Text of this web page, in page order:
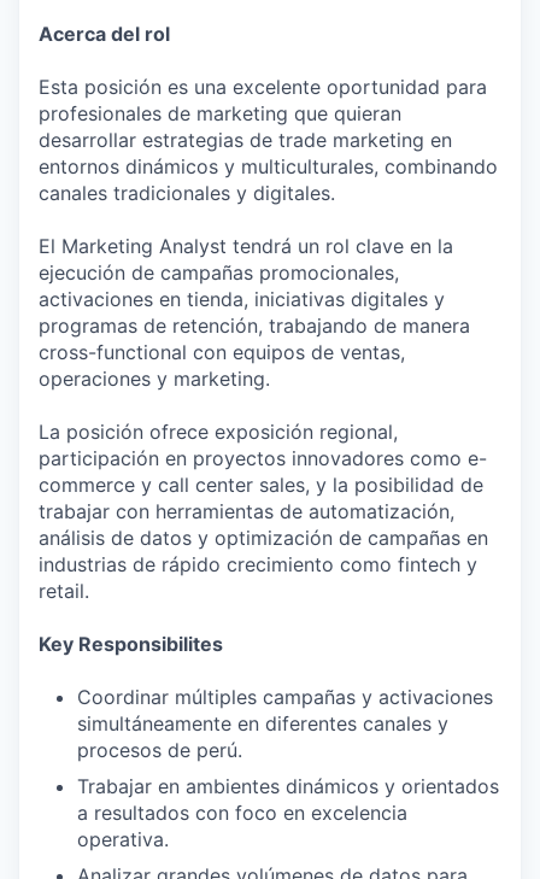
Acerca del rol
Esta posición es una excelente oportunidad para
profesionales de marketing que quieran
desarrollar estrategias de trade marketing en
entornos dinámicos y multiculturales, combinando
canales tradicionales y digitales.
El Marketing Analyst tendrá un rol clave en la
ejecución de campañas promocionales,
activaciones en tienda, iniciativas digitales y
programas de retención, trabajando de manera
cross-functional con equipos de ventas,
operaciones y marketing.
La posición ofrece exposición regional,
participación en proyectos innovadores como e-
commerce y call center sales, y la posibilidad de
trabajar con herramientas de automatización,
análisis de datos y optimización de campañas en
industrias de rápido crecimiento como fintech y
retail.
Key Responsibilites
Coordinar múltiples campañas y activaciones
simultáneamente en diferentes canales y
procesos de perú.
Trabajar en ambientes dinámicos y orientados
a resultados con foco en excelencia
operativa.